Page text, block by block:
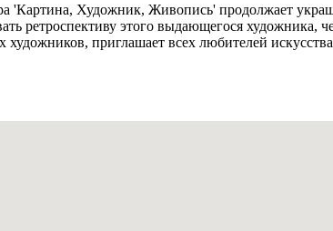
'Картина, Художник, Живопись' продолжает
ретроспективу этого выдающегося художника,
приглашает всех любителей